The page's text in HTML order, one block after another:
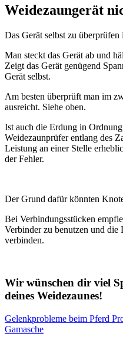
Weidezaungerät
Das Gerät selbst zu
Man steckt das Gerät ab und
Zeigt das Gerät genügend
Gerät selbst.
Am besten überprüft man im
ausreicht. Siehe oben.
Ist auch die Erdung in
Weidezaunprüfer entlang des
Leistung an einer Stelle
der Fehler.
Der Grund dafür könnten
Bei Verbindungsstücken
Verbinder zu benutzen und
verbinden.
Wir wünschen dir viel
deines Weidezaunes!
Gelenkprobleme beim Pferd
Gamasche